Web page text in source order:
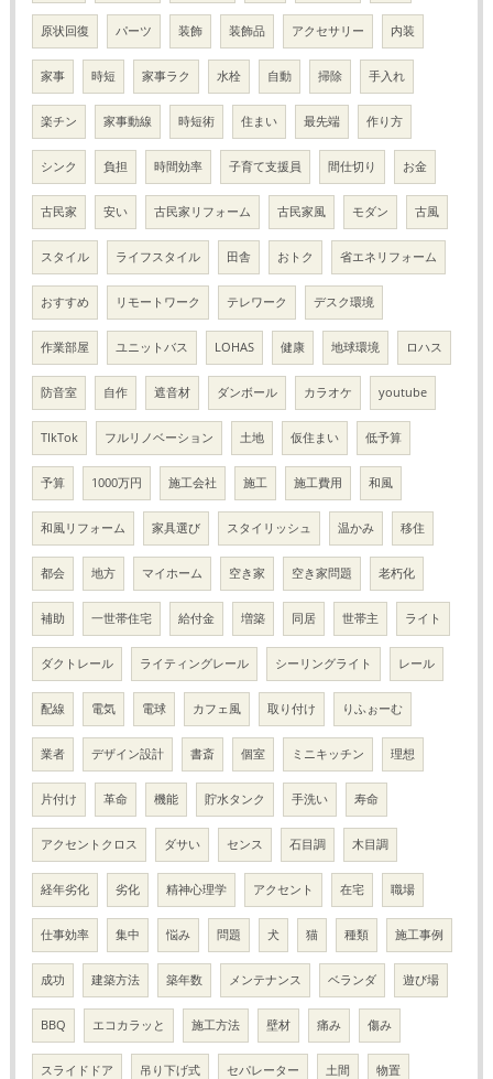
原状回復 パーツ 装飾 装飾品 アクセサリー 内装
家事 時短 家事ラク 水栓 自動 掃除 手入れ
楽チン 家事動線 時短術 住まい 最先端 作り方
シンク 負担 時間効率 子育て支援員 間仕切り お金
古民家 安い 古民家リフォーム 古民家風 モダン 古風
スタイル ライフスタイル 田舎 おトク 省エネリフォーム
おすすめ リモートワーク テレワーク デスク環境
作業部屋 ユニットバス LOHAS 健康 地球環境 ロハス
防音室 自作 遮音材 ダンボール カラオケ youtube
TIkTok フルリノベーション 土地 仮住まい 低予算
予算 1000万円 施工会社 施工 施工費用 和風
和風リフォーム 家具選び スタイリッシュ 温かみ 移住
都会 地方 マイホーム 空き家 空き家問題 老朽化
補助 一世帯住宅 給付金 増築 同居 世帯主 ライト
ダクトレール ライティングレール シーリングライト レール
配線 電気 電球 カフェ風 取り付け りふぉーむ
業者 デザイン設計 書斎 個室 ミニキッチン 理想
片付け 革命 機能 貯水タンク 手洗い 寿命
アクセントクロス ダサい センス 石目調 木目調
経年劣化 劣化 精神心理学 アクセント 在宅 職場
仕事効率 集中 悩み 問題 犬 猫 種類 施工事例
成功 建築方法 築年数 メンテナンス ベランダ 遊び場
BBQ エコカラッと 施工方法 壁材 痛み 傷み
スライドドア 吊り下げ式 セパレーター 土間 物置